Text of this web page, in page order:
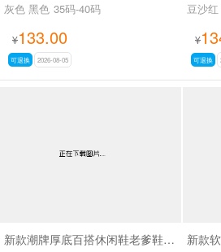
灰色 黑色 35码-40码
¥133.00
可退换 2026-08-05
豆沙
¥
可退换
新款潮牌厚底百搭休闲鞋老爹鞋SA26773